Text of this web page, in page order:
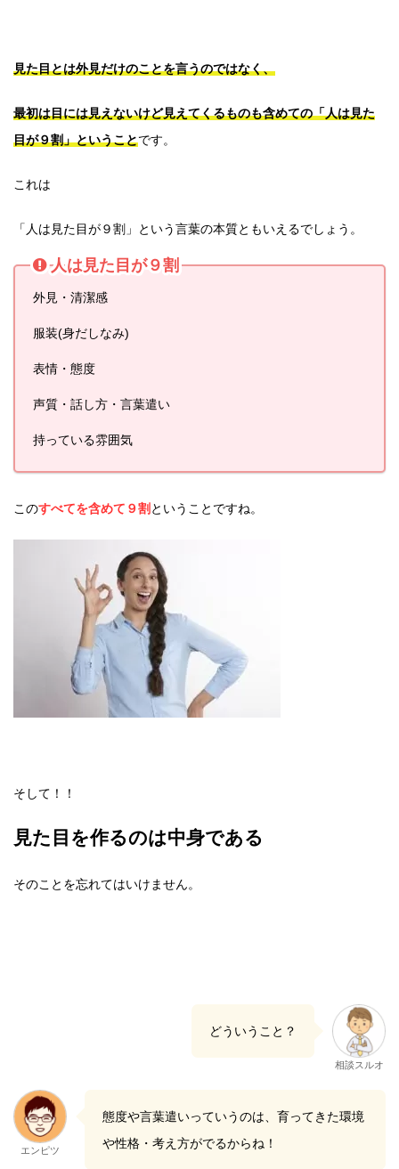
見た目とは外見だけのことを言うのではなく、
最初は目には見えないけど見えてくるものも含めての「人は見た
目が９割」ということです。
これは
「人は見た目が９割」という言葉の本質ともいえるでしょう。
人は見た目が９割
外見・清潔感
服装(身だしなみ)
表情・態度
声質・話し方・言葉遣い
持っている雰囲気
このすべてを含めて９割 ということですね。
そして！！
見た目を作るのは中身である
そのことを忘れてはいけません。
どういうこと？
相談スルオ
エンピツ
態度や言葉遣いっていうのは、育ってきた環境
や性格・考え方がでるからね！